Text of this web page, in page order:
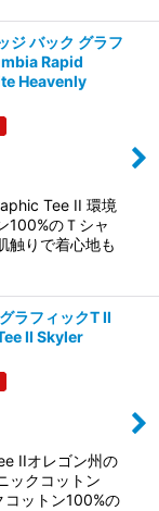
ジ バック グラフ
Rapid
Heavenly
Tee II 環境
100%のＴシャ
触りで着心地も
ラフィックT II
II Skyler
IIオレゴン州の
ックコットン
コットン100%の